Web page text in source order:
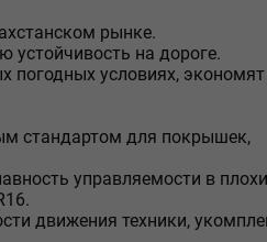
рынке.
устойчивость на дороге.
погодных условиях,
стандартом для покрышек,
управляемости в
движения техники,